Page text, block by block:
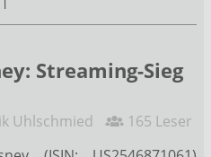
Streaming-Sieg
Uhlschmied
165 Leser